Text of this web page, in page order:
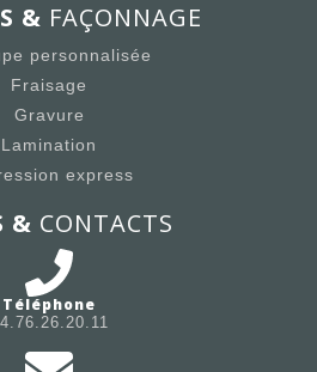
& FAÇONNAGE
personnalisée
Fraisage
Gravure
Lamination
express
& CONTACTS
Téléphone